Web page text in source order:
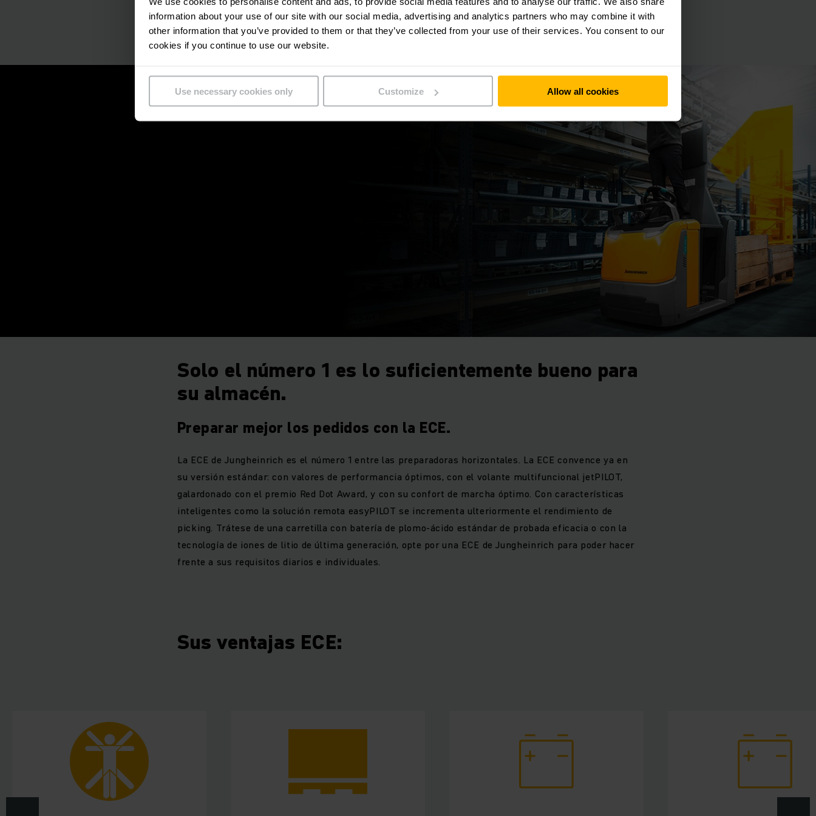
information about your use of our site with our social media, advertising and analytics partners who may combine it with
other information that you’ve provided to them or that they’ve collected from your use of their services. You consent to our
cookies if you continue to use our website.
Use necessary cookies only Customize Allow all cookies
Solo el número 1 es lo suficientemente bueno para
su almacén.
Preparar mejor los pedidos con la ECE.
La ECE de Jungheinrich es el número 1 entre las preparadoras horizontales. La ECE convence ya en
su versión estándar: con valores de performancia óptimos, con el volante multifuncional jetPILOT,
galardonado con el premio Red Dot Award, y con su confort de marcha óptimo. Con características
inteligentes como la solución remota easyPILOT se incrementa ulteriormente el rendimiento de
picking. Trátese de una carretilla con batería de plomo-ácido estándar de probada eficacia o con la
tecnología de iones de litio de última generación, opte por una ECE de Jungheinrich para poder hacer
frente a sus requisitos diarios e individuales.
Sus ventajas ECE: